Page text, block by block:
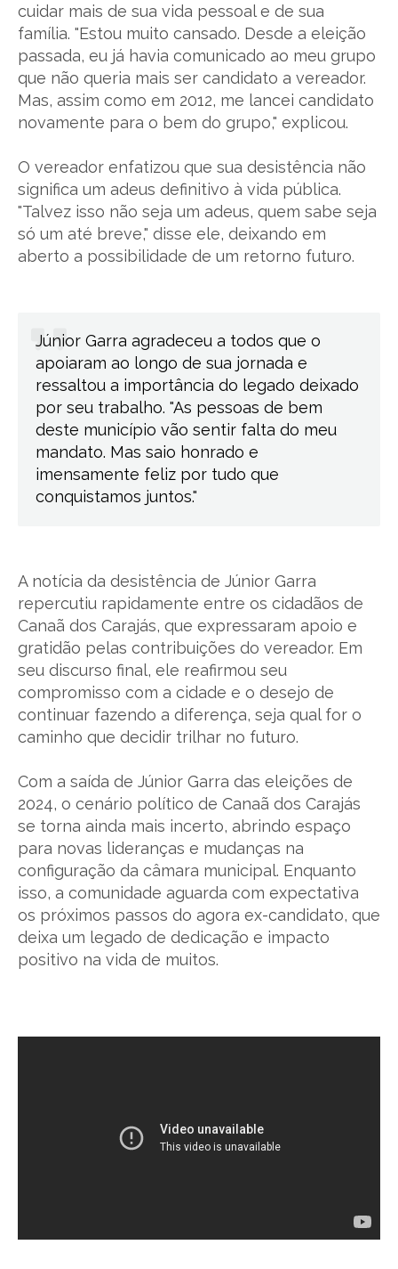
cuidar mais de sua vida pessoal e de sua
família. "Estou muito cansado. Desde a eleição
passada, eu já havia comunicado ao meu grupo
que não queria mais ser candidato a vereador.
Mas, assim como em 2012, me lancei candidato
novamente para o bem do grupo," explicou.
O vereador enfatizou que sua desistência não
significa um adeus definitivo à vida pública.
"Talvez isso não seja um adeus, quem sabe seja
só um até breve," disse ele, deixando em
aberto a possibilidade de um retorno futuro.
Júnior Garra agradeceu a todos que o
apoiaram ao longo de sua jornada e
ressaltou a importância do legado deixado
por seu trabalho. "As pessoas de bem
deste município vão sentir falta do meu
mandato. Mas saio honrado e
imensamente feliz por tudo que
conquistamos juntos."
A notícia da desistência de Júnior Garra
repercutiu rapidamente entre os cidadãos de
Canaã dos Carajás, que expressaram apoio e
gratidão pelas contribuições do vereador. Em
seu discurso final, ele reafirmou seu
compromisso com a cidade e o desejo de
continuar fazendo a diferença, seja qual for o
caminho que decidir trilhar no futuro.
Com a saída de Júnior Garra das eleições de
2024, o cenário político de Canaã dos Carajás
se torna ainda mais incerto, abrindo espaço
para novas lideranças e mudanças na
configuração da câmara municipal. Enquanto
isso, a comunidade aguarda com expectativa
os próximos passos do agora ex-candidato, que
deixa um legado de dedicação e impacto
positivo na vida de muitos.